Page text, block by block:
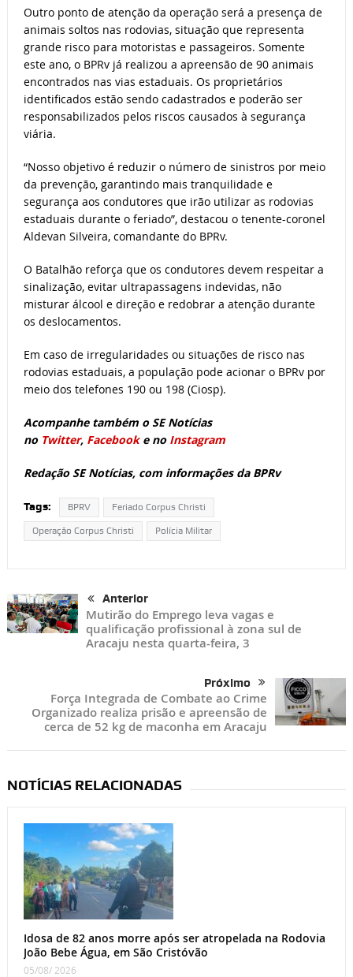
Outro ponto de atenção da operação será a presença de
animais soltos nas rodovias, situação que representa
grande risco para motoristas e passageiros. Somente
este ano, o BPRv já realizou a apreensão de 90 animais
encontrados nas vias estaduais. Os proprietários
identificados estão sendo cadastrados e poderão ser
responsabilizados pelos riscos causados à segurança
viária.
“Nosso objetivo é reduzir o número de sinistros por meio
da prevenção, garantindo mais tranquilidade e
segurança aos condutores que irão utilizar as rodovias
estaduais durante o feriado”, destacou o tenente-coronel
Aldevan Silveira, comandante do BPRv.
O Batalhão reforça que os condutores devem respeitar a
sinalização, evitar ultrapassagens indevidas, não
misturar álcool e direção e redobrar a atenção durante
os deslocamentos.
Em caso de irregularidades ou situações de risco nas
rodovias estaduais, a população pode acionar o BPRv por
meio dos telefones 190 ou 198 (Ciosp).
Acompanhe também o SE Notícias
no Twitter, Facebooke no Instagram
Redação SE Notícias, com informações da BPRv
Tags: BPRV Feriado Corpus Christi
Operação Corpus Christi Polícia Militar
Anterior
Mutirão do Emprego leva vagas e
qualificação profissional à zona sul de
Aracaju nesta quarta-feira, 3
Próximo
Força Integrada de Combate ao Crime
Organizado realiza prisão e apreensão de
cerca de 52 kg de maconha em Aracaju
NOTÍCIAS RELACIONADAS
Idosa de 82 anos morre após ser atropelada na Rodovia
João Bebe Água, em São Cristóvão
05/08/ 2026